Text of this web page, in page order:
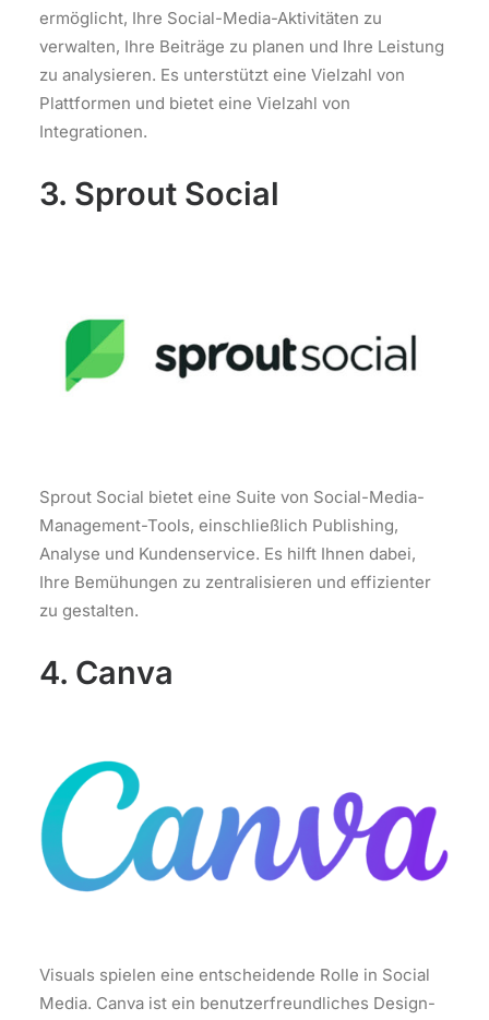
ermöglicht, Ihre Social-Media-Aktivitäten zu
verwalten, Ihre Beiträge zu planen und Ihre Leistung
zu analysieren. Es unterstützt eine Vielzahl von
Plattformen und bietet eine Vielzahl von
Integrationen.
3. Sprout Social
Sprout Social bietet eine Suite von Social-Media-
Management-Tools, einschließlich Publishing,
Analyse und Kundenservice. Es hilft Ihnen dabei,
Ihre Bemühungen zu zentralisieren und effizienter
zu gestalten.
4. Canva
Visuals spielen eine entscheidende Rolle in Social
Media. Canva ist ein benutzerfreundliches Design-